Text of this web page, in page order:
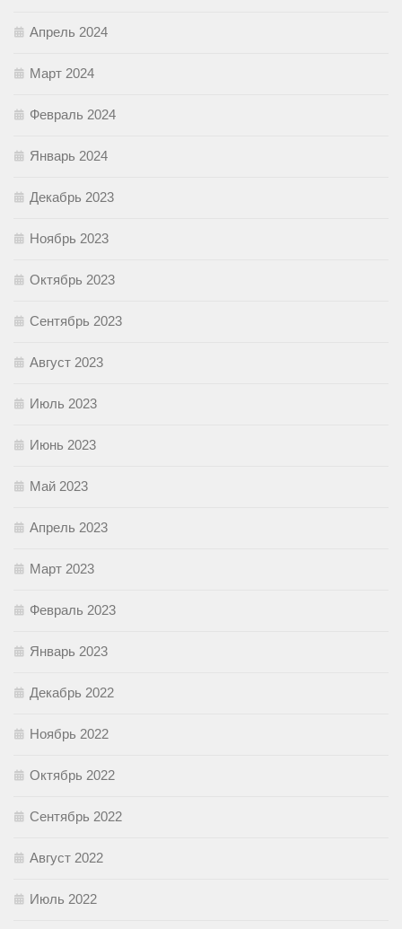
Апрель 2024
Март 2024
Февраль 2024
Январь 2024
Декабрь 2023
Ноябрь 2023
Октябрь 2023
Сентябрь 2023
Август 2023
Июль 2023
Июнь 2023
Май 2023
Апрель 2023
Март 2023
Февраль 2023
Январь 2023
Декабрь 2022
Ноябрь 2022
Октябрь 2022
Сентябрь 2022
Август 2022
Июль 2022